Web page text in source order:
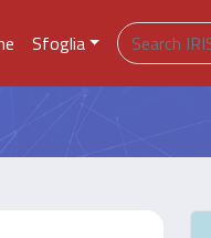
Sfoglia